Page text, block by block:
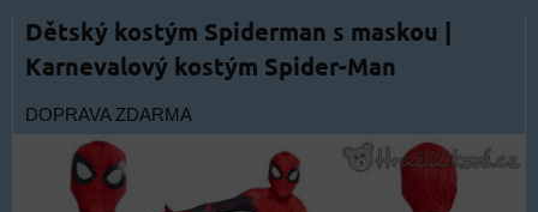
Dětský kostým Spiderman s maskou |
Karnevalový kostým Spider-Man
DOPRAVA ZDARMA